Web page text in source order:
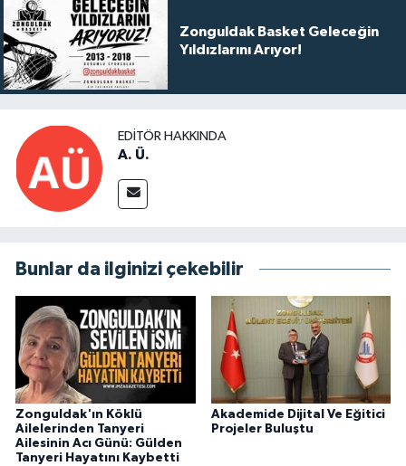
Zonguldak Basket Geleceğin
Yıldızlarını Arıyor!
EDITÖR HAKKINDA
A. Ü.
Bunlar da ilginizi çekebilir
Zonguldak'ın Köklü
Ailelerinden Tanyeri
Ailesinin Acı Günü: Gülden
Tanyeri Hayatını Kaybetti
Akademide Dijital Ve Eğitici
Projeler Buluştu